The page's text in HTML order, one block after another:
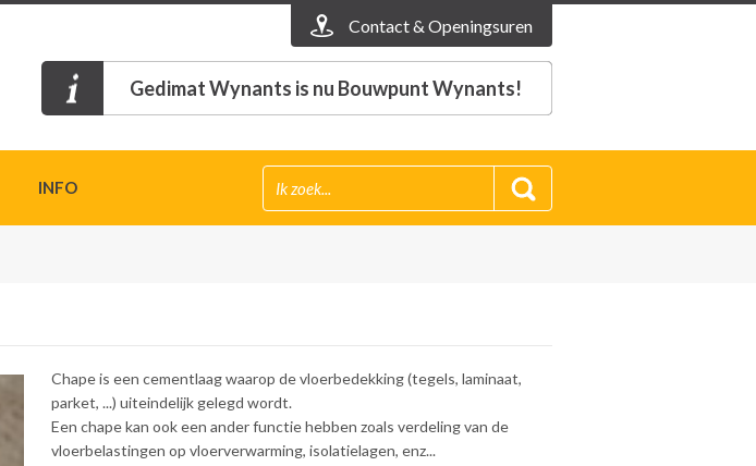
Contact & Openingsuren
Gedimat Wynants is nu Bouwpunt Wynants!
INFO
Chape is een cementlaag waarop de vloerbedekking (tegels, laminaat,
parket, ...) uiteindelijk gelegd wordt.
Een chape kan ook een ander functie hebben zoals verdeling van de
vloerbelastingen op vloerverwarming, isolatielagen, enz...